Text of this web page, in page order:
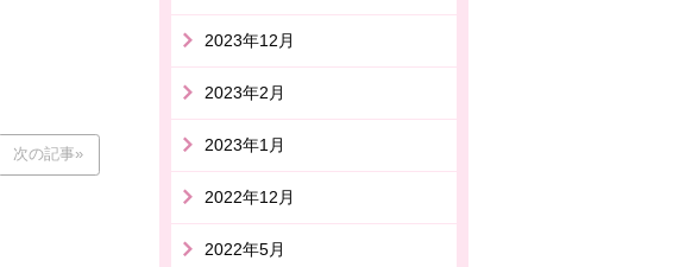
次の記事»
2023年12月
2023年2月
2023年1月
2022年12月
2022年5月